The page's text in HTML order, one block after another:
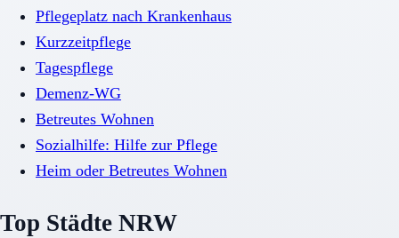
Pflegeplatz nach Krankenhaus
Kurzzeitpflege
Tagespflege
Demenz-WG
Betreutes Wohnen
Sozialhilfe: Hilfe zur Pflege
Heim oder Betreutes Wohnen
Top Städte NRW